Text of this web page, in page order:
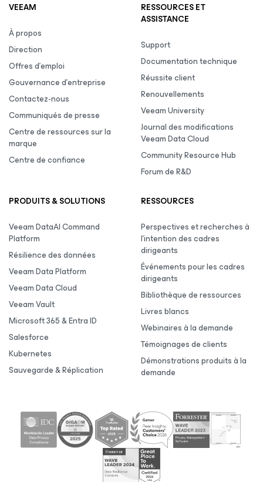
VEEAM
À propos
Direction
Offres d’emploi
Gouvernance d’entreprise
Contactez-nous
Communiqués de presse
Centre de ressources sur la
marque
Centre de confiance
RESSOURCES ET
ASSISTANCE
Support
Documentation technique
Réussite client
Renouvellements
Veeam University
Journal des modifications
Veeam Data Cloud
Community Resource Hub
Forum de R&D
PRODUITS & SOLUTIONS
Veeam DataAI Command
Platform
Résilience des données
Veeam Data Platform
Veeam Data Cloud
Veeam Vault
Microsoft 365 & Entra ID
Salesforce
Kubernetes
Sauvegarde & Réplication
RESSOURCES
Perspectives et recherches à
l’intention des cadres
dirigeants
Événements pour les cadres
dirigeants
Bibliothèque de ressources
Livres blancs
Webinaires à la demande
Témoignages de clients
Démonstrations produits à la
demande